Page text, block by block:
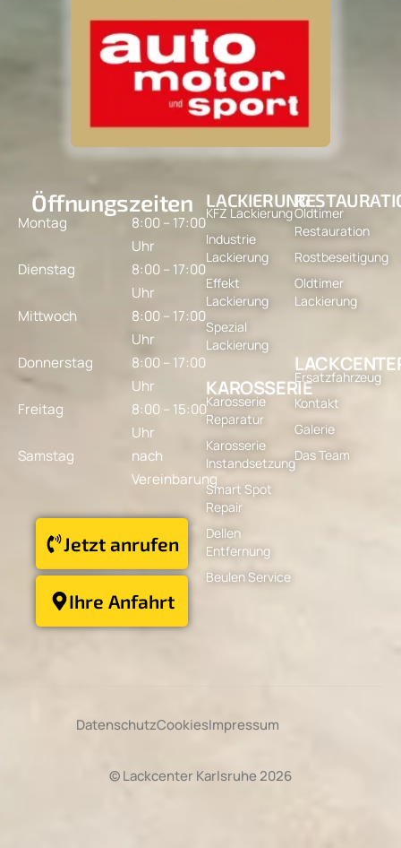
LACKIERUNG
KFZ Lackierung
Industrie
Lackierung
Effekt
Lackierung
Spezial
Lackierung
KAROSSERIE
Karosserie
Reparatur
Karosserie
Instandsetzung
Smart Spot
Repair
Dellen
Entfernung
Beulen Service
Oldtimer
Restauration
Rostbeseitigung
Oldtimer
Lackierung
Ersatzfahrzeug
Kontakt
Galerie
Das Team
Öffnungszeiten
Montag
8:00 – 17:00
Uhr
Dienstag
8:00 – 17:00
Uhr
Mittwoch
8:00 – 17:00
Uhr
Donnerstag
8:00 – 17:00
Uhr
Freitag
8:00 – 15:00
Uhr
Samstag
nach
Vereinbarung
Jetzt anrufen
Ihre Anfahrt
DatenschutzCookiesImpressum
© Lackcenter Karlsruhe 2026